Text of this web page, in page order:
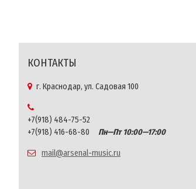
КОНТАКТЫ
г. Краснодар, ул. Садовая 100
+7(918) 484-75-52
+7(918) 416-68-80
Пн—Пт 10:00—17:00
mail@arsenal-music.ru